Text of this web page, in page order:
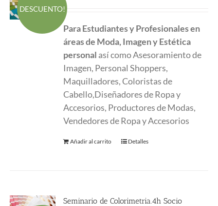
DESCUENTO!
era:
55.00 €.
es:
45.00 €.
Para Estudiantes y Profesionales en
áreas de Moda, Imagen y Estética
personal así como Asesoramiento de
Imagen, Personal Shoppers,
Maquilladores, Coloristas de
Cabello,Diseñadores de Ropa y
Accesorios, Productores de Modas,
Vendedores de Ropa y Accesorios
Añadir al carrito Detalles
Seminario de Colorimetria.4h Socio